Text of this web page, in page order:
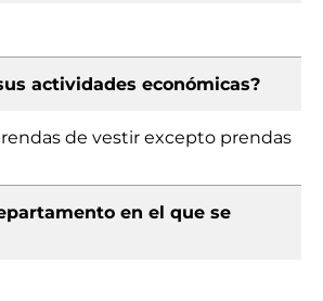
actividades económicas?
de vestir excepto prendas
en el que se